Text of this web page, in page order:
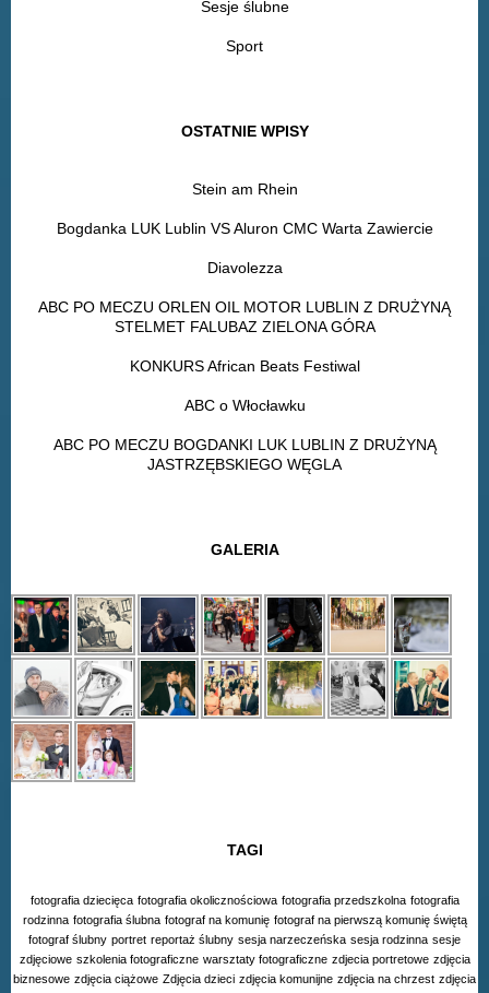
Sesje ślubne
Sport
OSTATNIE WPISY
Stein am Rhein
Bogdanka LUK Lublin VS Aluron CMC Warta Zawiercie
Diavolezza
ABC PO MECZU ORLEN OIL MOTOR LUBLIN Z DRUŻYNĄ
STELMET FALUBAZ ZIELONA GÓRA
KONKURS African Beats Festiwal
ABC o Włocławku
ABC PO MECZU BOGDANKI LUK LUBLIN Z DRUŻYNĄ
JASTRZĘBSKIEGO WĘGLA
GALERIA
TAGI
fotografia dziecięca fotografia okolicznościowa fotografia przedszkolna fotografia
rodzinna fotografia ślubna fotograf na komunię fotograf na pierwszą komunię świętą
fotograf ślubny portret reportaż ślubny sesja narzeczeńska sesja rodzinna sesje
zdjęciowe szkolenia fotograficzne warsztaty fotograficzne zdjecia portretowe zdjęcia
biznesowe zdjęcia ciążowe Zdjęcia dzieci zdjęcia komunijne zdjęcia na chrzest zdjęcia